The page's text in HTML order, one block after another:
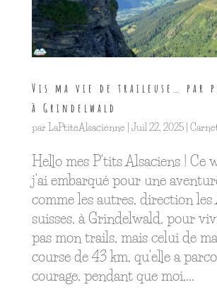
Vis ma vie de traileuse… par
à Grindelwald
parLaPtiteAlsacienne Juil 22, 2025|
Hello mes P'tits Alsaciens ! Ce
j'ai embarqué pour une
comme les autres, direction les
suisses, à Grindelwald, pour
pas mon trails, mais celui de
course de 43 km, qu'elle a
courage, pendant que moi,...